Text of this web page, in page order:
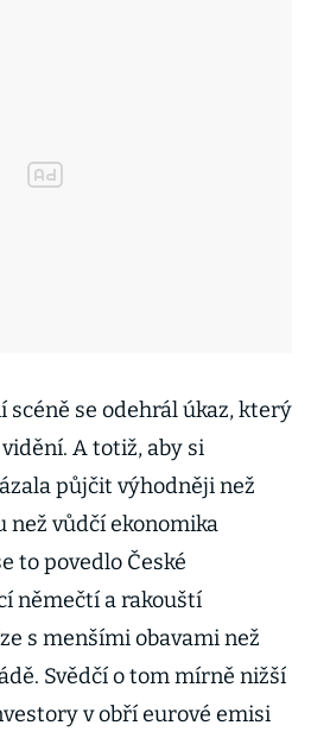
scéně se odehrál úkaz, který
A totiž, aby si
půjčit výhodněji než
než vůdčí ekonomika
to povedlo České
němečtí a rakouští
s menšími obavami než
Svědčí o tom mírně nižší
v obří eurové emisi